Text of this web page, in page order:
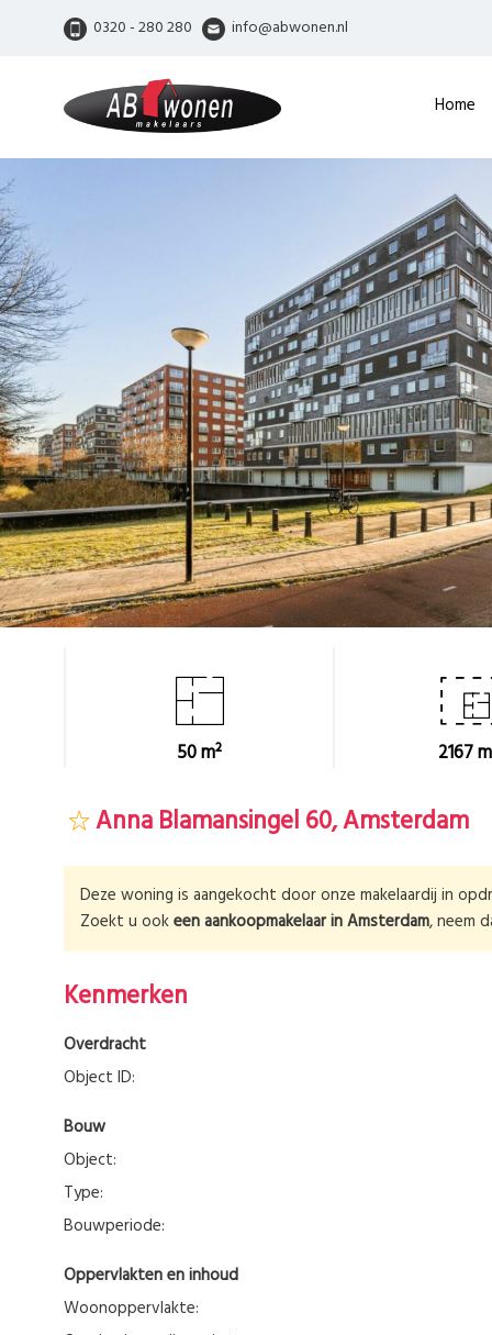
0320 - 280 280 info@abwonen.nl
Home
50 m² 2167
Anna Blamansingel 60, Amsterdam
Deze woning is aangekocht door onze makelaardij in
Zoekt u ookeen aankoopmakelaar inAmsterdam, neem
Kenmerken
Overdracht
Object ID:
Bouw
Object:
Type:
Bouwperiode:
Oppervlakten en inhoud
Woonoppervlakte: